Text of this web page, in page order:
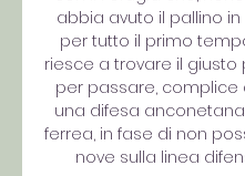
abbia avuto il pallino
per tutto il primo
riesce a trovare il giusto
per passare, complice
una difesa
ferrea, in fase di non
nove sulla linea